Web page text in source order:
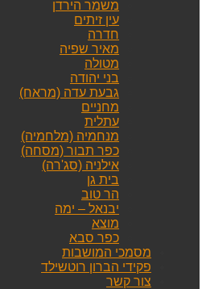
משמר הירדן
עין זיתים
חדרה
מאיר שפיה
מטולה
בני יהודה
גבעת עדה (מראח)
מחניים
עתלית
מנחמיה (מלחמיה)
כפר תבור (מסחה)
אילניה (סג'רה)
בית גן
הר טוב
יבנאל – ימה
מוצא
כפר סבא
מסמכי המושבות
פקידי הברון רוטשילד
צור קשר